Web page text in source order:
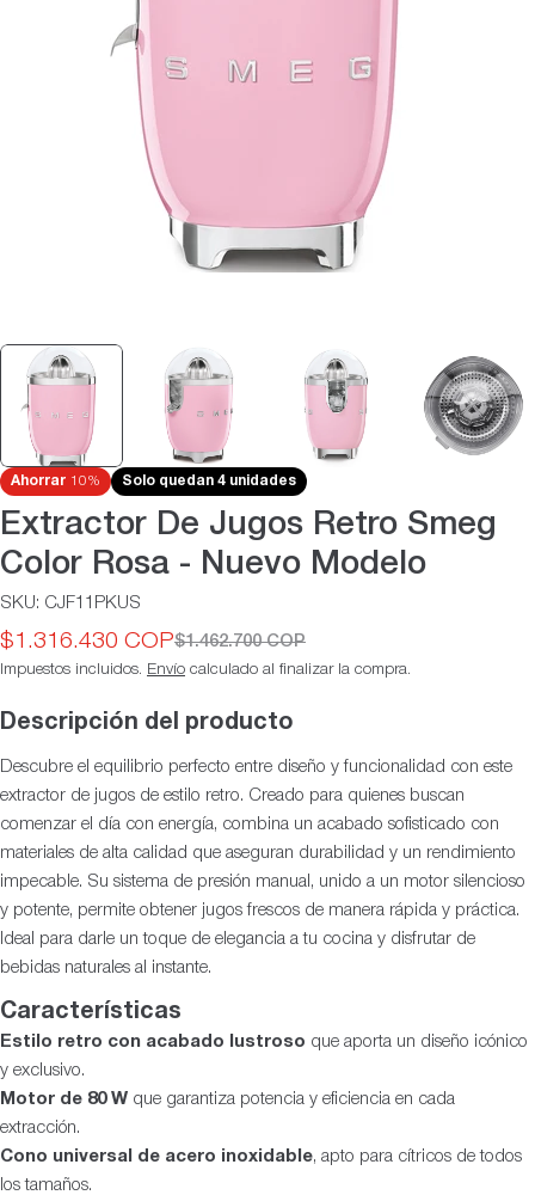
medios 0 en modal
Ahorrar 10% Solo quedan 4 unidades
Extractor De Jugos Retro Smeg
Color Rosa - Nuevo Modelo
SKU: CJF11PKUS
Precio
de
$1.316.430 COP
Precio
habitual
$1.462.700 COP
Impuestos incluidos. Envío calculado al finalizar la compra.
Descripción del producto
Descubre el equilibrio perfecto entre diseño y funcionalidad con este
extractor de jugos de estilo retro. Creado para quienes buscan
comenzar el día con energía, combina un acabado sofisticado con
materiales de alta calidad que aseguran durabilidad y un rendimiento
impecable. Su sistema de presión manual, unido a un motor silencioso
y potente, permite obtener jugos frescos de manera rápida y práctica.
Ideal para darle un toque de elegancia a tu cocina y disfrutar de
bebidas naturales al instante.
Características
Estilo retro con acabado lustroso que aporta un diseño icónico
y exclusivo.
Motor de 80 W que garantiza potencia y eficiencia en cada
extracción.
Cono universal de acero inoxidable, apto para cítricos de todos
los tamaños.